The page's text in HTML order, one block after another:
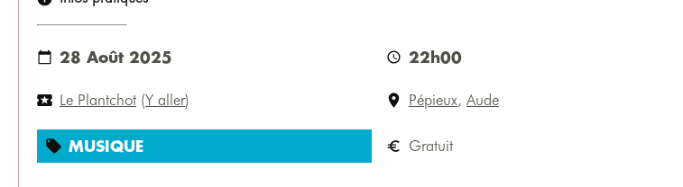
28 Août 2025 22h00
Le Plantchot (Y aller) Pépieux, Aude
MUSIQUE Gratuit